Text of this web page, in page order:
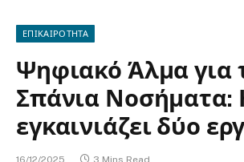
ΕΠΙΚΑΙΡΟΤΗΤΑ
Ψηφιακό Άλμα για
Σπάνια Νοσήματα:
εγκαινιάζει δύο
16/12/2025 3 Mins Read